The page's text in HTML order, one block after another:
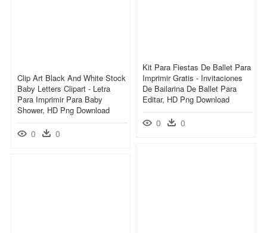
Kit Para Fiestas De Ballet Para
Imprimir Gratis - Invitaciones
De Bailarina De Ballet Para
Editar, HD Png Download
0 0
Clip Art Black And White Stock
Baby Letters Clipart - Letra
Para Imprimir Para Baby
Shower, HD Png Download
0 0